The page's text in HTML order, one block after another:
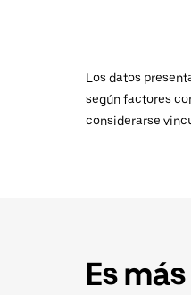
Los datos
según factores
considerarse
Es